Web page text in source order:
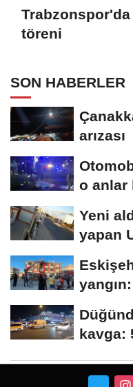
töreni
SON HABERLER
arızası
o anlar
Yeni
yapan
kavga: